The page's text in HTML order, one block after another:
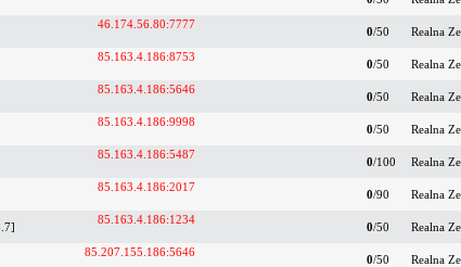
46.174.56.80:7777
0/50 Realna
85.163.4.186:8753
0/50 Realna
85.163.4.186:5646
0/50 Realna
85.163.4.186:9998
0/50 Realna
85.163.4.186:5487
0/100 Realna
85.163.4.186:2017
0/90 Realna
85.163.4.186:1234
0/50 Realna
85.207.155.186:5646
0/50 Realna